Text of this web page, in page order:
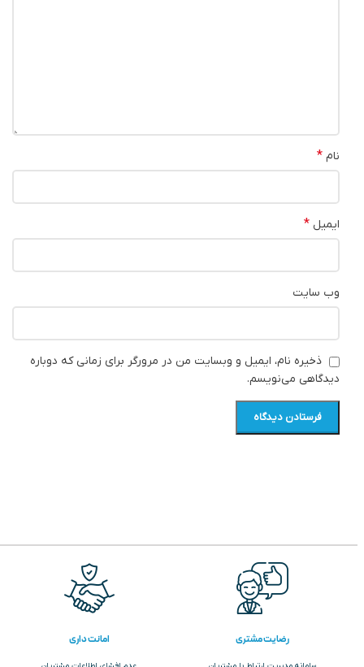
نام *
ایمیل *
وب‌ سایت
ذخیره نام، ایمیل و وبسایت من در مرورگر برای زمانی که دوباره
دیدگاهی می‌نویسم.
رضایت مشتری امانت داری